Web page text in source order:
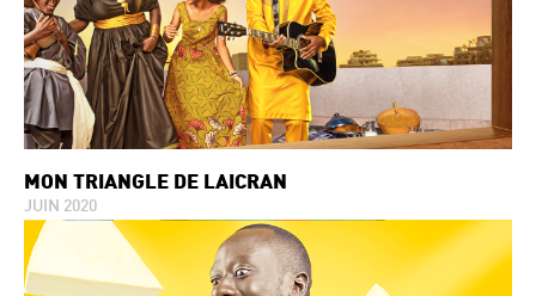
MON TRIANGLE DE LAICRAN
JUIN 2020